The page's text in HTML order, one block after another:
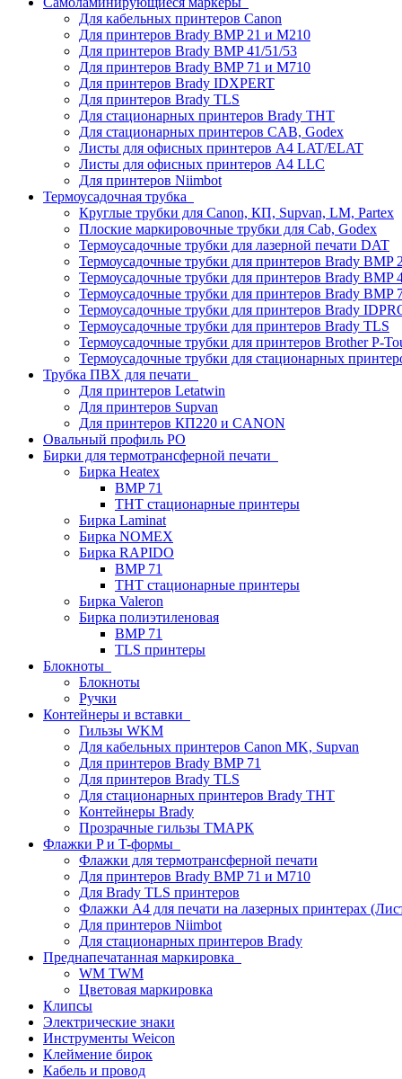
Для кабельных принтеров Canon
Для принтеров Brady BMP 21 и M210
Для принтеров Brady BMP 41/51/53
Для принтеров Brady BMP 71 и M710
Для принтеров Brady IDXPERT
Для принтеров Brady TLS
Для стационарных принтеров Brady THT
Для стационарных принтеров CAB, Godex
Листы для офисных принтеров А4 LAT/ELAT
Листы для офисных принтеров А4 LLC
Для принтеров Niimbot
Термоусадочная трубка
Круглые трубки для Canon, КП, Supvan, LM, Partex
Плоские маркировочные трубки для Cab, Godex
Термоусадочные трубки для лазерной печати DAT
Термоусадочные трубки для принтеров Brady BMP
Термоусадочные трубки для принтеров Brady BMP
Термоусадочные трубки для принтеров Brady BMP
Термоусадочные трубки для принтеров Brady
Термоусадочные трубки для принтеров Brady TLS
Термоусадочные трубки для принтеров Brother P-
Термоусадочные трубки для стационарных
Трубка ПВХ для печати
Для принтеров Letatwin
Для принтеров Supvan
Для принтеров КП220 и CANON
Овальный профиль PO
Бирки для термотрансферной печати
Бирка Heatex
BMP 71
THT стационарные принтеры
Бирка Laminat
Бирка NOMEX
Бирка RAPIDO
BMP 71
THT стационарные принтеры
Бирка Valeron
Бирка полиэтиленовая
BMP 71
TLS принтеры
Блокноты
Блокноты
Ручки
Контейнеры и вставки
Гильзы WKM
Для кабельных принтеров Canon MK, Supvan
Для принтеров Brady BMP 71
Для принтеров Brady TLS
Для стационарных принтеров Brady THT
Контейнеры Brady
Прозрачные гильзы ТМАРК
Флажки P и T-формы
Флажки для термотрансферной печати
Для принтеров Brady BMP 71 и M710
Для Brady TLS принтеров
Флажки A4 для печати на лазерных принтерах
Для принтеров Niimbot
Для стационарных принтеров Brady
Преднапечатанная маркировка
WM TWM
Цветовая маркировка
Клипсы
Электрические знаки
Инструменты Weicon
Клеймение бирок
Кабель и провод